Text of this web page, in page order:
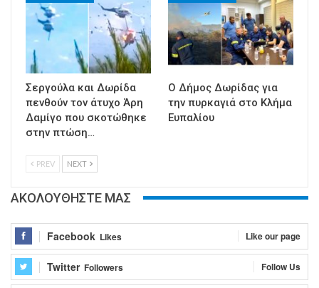
Σεργούλα και Δωρίδα
πενθούν τον άτυχο Άρη
Δαμίγο που σκοτώθηκε
στην πτώση…
Ο Δήμος Δωρίδας για
την πυρκαγιά στο Κλήμα
Ευπαλίου
PREV NEXT
ΑΚΟΛΟΥΘΗΣΤΕ ΜΑΣ
Facebook Likes Like our page
Twitter Followers Follow Us